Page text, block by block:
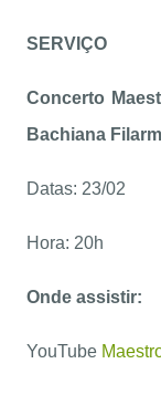
SERVIÇO
Concerto
Bachiana
Datas: 23/02
Hora: 20h
Onde assistir:
YouTube